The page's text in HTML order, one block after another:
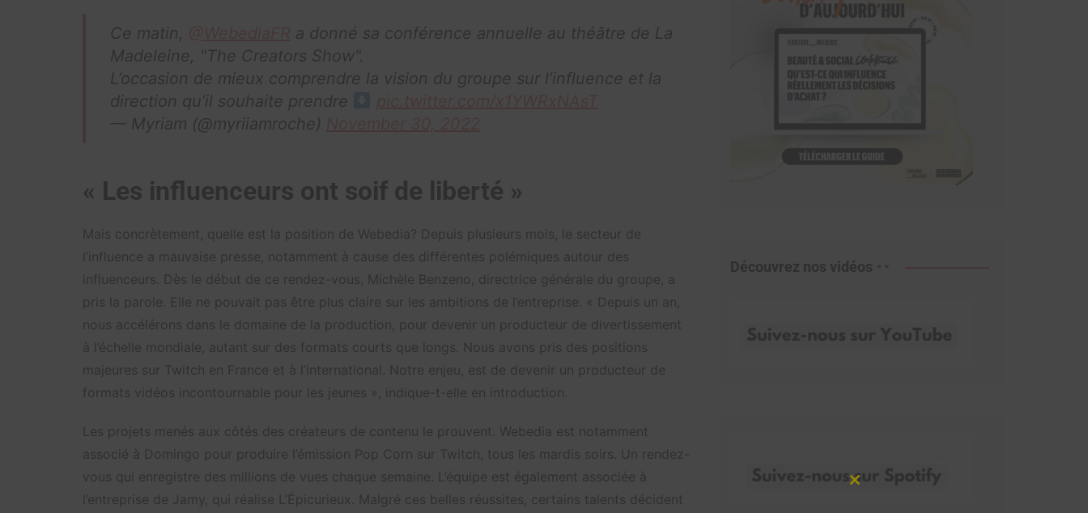
Ce matin,
a donné sa conférence annuelle au théâtre de La
Madeleine, "The Creators Show".
L’occasion de mieux comprendre la vision du groupe sur l’influence et la
direction qu’il souhaite prendre
— Myriam (@myriiamroche)
« Les influenceurs ont soif de liberté »
Mais concrètement, quelle est la position de Webedia? Depuis plusieurs mois, le secteur de
l’influence a mauvaise presse, notamment à cause des différentes polémiques autour des
influenceurs. Dès le début de ce rendez-vous, Michèle Benzeno, directrice générale du groupe, a
pris la parole. Elle ne pouvait pas être plus claire sur les ambitions de l’entreprise. « Depuis un an,
nous accélérons dans le domaine de la production, pour devenir un producteur de divertissement
à l’échelle mondiale, autant sur des formats courts que longs. Nous avons pris des positions
majeures sur Twitch en France et à l’international. Notre enjeu, est de devenir un producteur de
formats vidéos incontournable pour les jeunes », indique-t-elle en introduction.
Les projets menés aux côtés des créateurs de contenu le prouvent. Webedia est notamment
associé à Domingo pour produire l’émission Pop Corn sur Twitch, tous les mardis soirs. Un rendez-
vous qui enregistre des millions de vues chaque semaine. L’équipe est également associée à
l’entreprise de Jamy, qui réalise L’Épicurieux. Malgré ces belles réussites, certains talents décident
Découvrez nos vidéos